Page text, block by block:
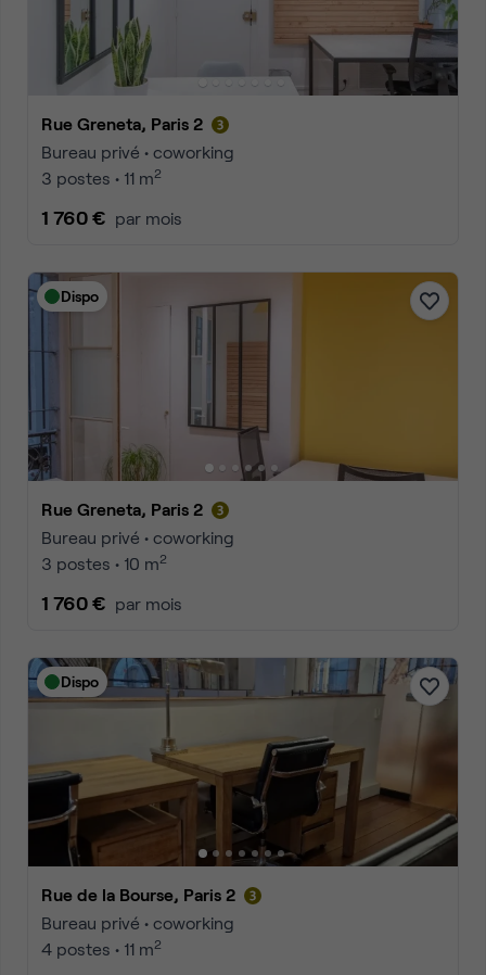
Rue Greneta, Paris 2
Bureau privé • coworking
3 postes • 11 m2
1 760 € par mois
Dispo
Rue Greneta, Paris 2
Bureau privé • coworking
3 postes • 10 m2
1 760 € par mois
Dispo
Rue de la Bourse, Paris 2
Bureau privé • coworking
4 postes • 11 m2